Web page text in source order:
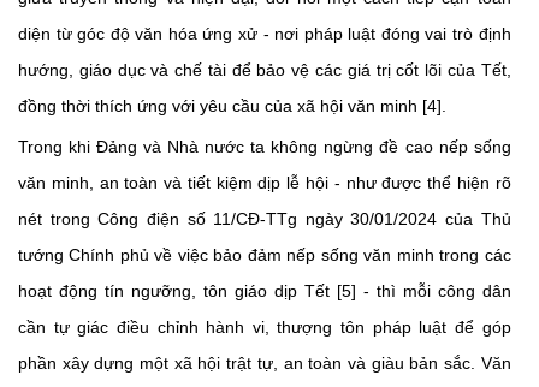
diện từ góc độ văn hóa ứng xử - nơi pháp luật đóng vai trò định
hướng, giáo dục và chế tài để bảo vệ các giá trị cốt lõi của Tết,
đồng thời thích ứng với yêu cầu của xã hội văn minh [4].
Trong khi Đảng và Nhà nước ta không ngừng đề cao nếp sống
văn minh, an toàn và tiết kiệm dịp lễ hội - như được thể hiện rõ
nét trong Công điện số 11/CĐ-TTg ngày 30/01/2024 của Thủ
tướng Chính phủ về việc bảo đảm nếp sống văn minh trong các
hoạt động tín ngưỡng, tôn giáo dịp Tết [5] - thì mỗi công dân
cần tự giác điều chỉnh hành vi, thượng tôn pháp luật để góp
phần xây dựng một xã hội trật tự, an toàn và giàu bản sắc. Văn